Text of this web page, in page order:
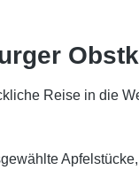
Reise in die